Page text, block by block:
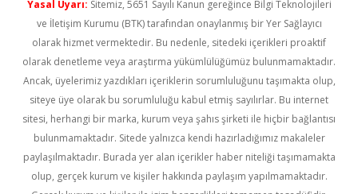
Yasal Uyarı: Sitemiz, 5651 Sayılı Kanun gereğince Bilgi Teknolojileri
ve İletişim Kurumu (BTK) tarafından onaylanmış bir Yer Sağlayıcı
olarak hizmet vermektedir. Bu nedenle, sitedeki içerikleri proaktif
olarak denetleme veya araştırma yükümlülüğümüz bulunmamaktadır.
Ancak, üyelerimiz yazdıkları içeriklerin sorumluluğunu taşımakta olup,
siteye üye olarak bu sorumluluğu kabul etmiş sayılırlar. Bu internet
sitesi, herhangi bir marka, kurum veya şahıs şirketi ile hiçbir bağlantısı
bulunmamaktadır. Sitede yalnızca kendi hazırladığımız makaleler
paylaşılmaktadır. Burada yer alan içerikler haber niteliği taşımamakta
olup, gerçek kurum ve kişiler hakkında paylaşım yapılmamaktadır.